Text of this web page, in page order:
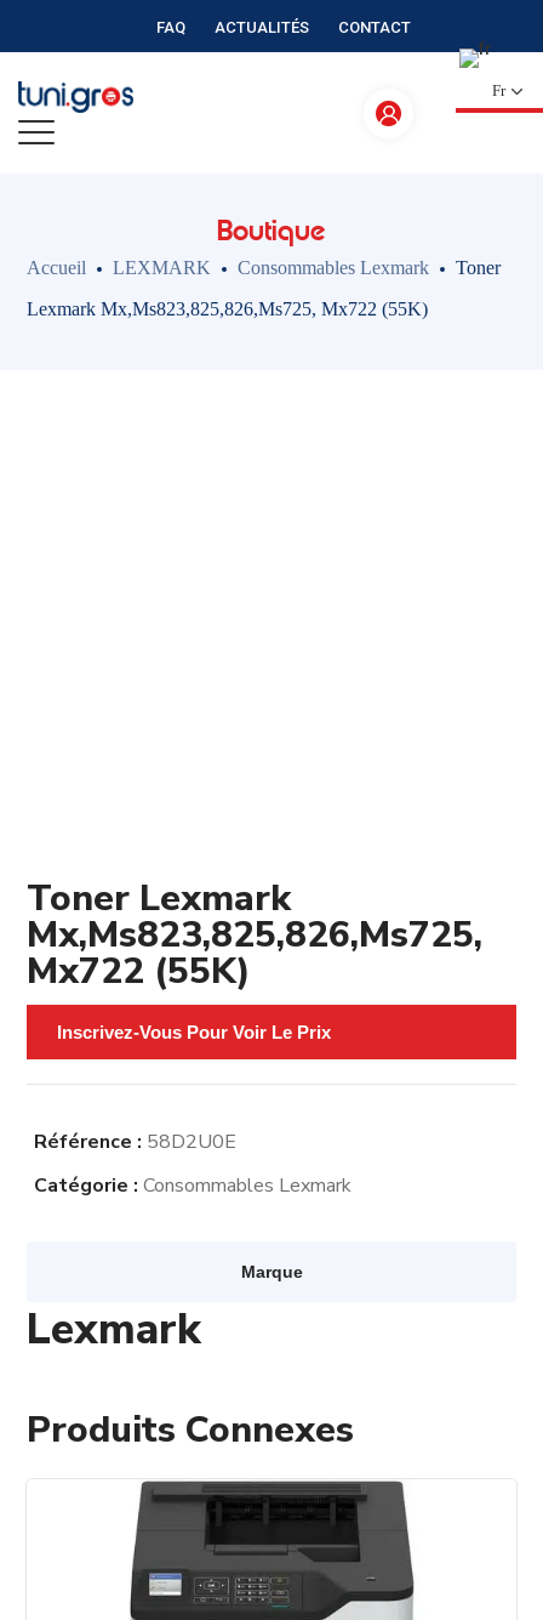
FAQ ACTUALITÉS CONTACT
Fr
Boutique
Accueil LEXMARK Consommables Lexmark
Toner
Lexmark Mx,Ms823,825,826,Ms725, Mx722 (55K)
Toner Lexmark
Mx,Ms823,825,826,Ms725,
Mx722 (55K)
Inscrivez-Vous Pour Voir Le Prix
Référence : 58D2U0E
Catégorie :Consommables Lexmark
Marque
Lexmark
Produits Connexes